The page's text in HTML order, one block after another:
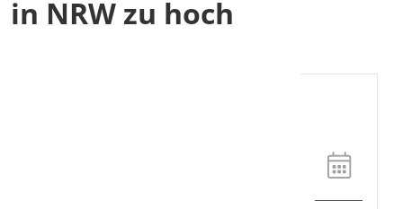
in NRW zu hoch